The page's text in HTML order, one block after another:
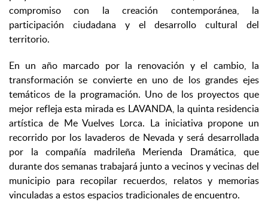
compromiso con la creación contemporánea, la
participación ciudadana y el desarrollo cultural del
territorio.
En un año marcado por la renovación y el cambio, la
transformación se convierte en uno de los grandes ejes
temáticos de la programación. Uno de los proyectos que
mejor refleja esta mirada es LAVANDA, la quinta residencia
artística de Me Vuelves Lorca. La iniciativa propone un
recorrido por los lavaderos de Nevada y será desarrollada
por la compañía madrileña Merienda Dramática, que
durante dos semanas trabajará junto a vecinos y vecinas del
municipio para recopilar recuerdos, relatos y memorias
vinculadas a estos espacios tradicionales de encuentro.